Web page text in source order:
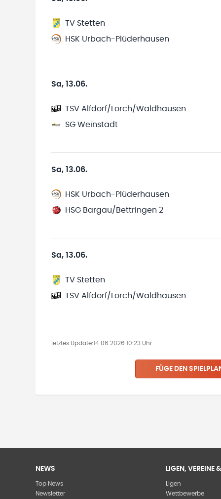
TV Stetten
HSK Urbach-Plüderhausen
Sa, 13.06.
TSV Alfdorf/Lorch/Waldhausen
SG Weinstadt
Sa, 13.06.
HSK Urbach-Plüderhausen
HSG Bargau/Bettringen 2
Sa, 13.06.
TV Stetten
TSV Alfdorf/Lorch/Waldhausen
letztes Update:14.06.2026 10:23 Uhr
FÜGE DEN
NEWS
Top News
Newsletter
LIGEN, VEREINE
Ligen
Wettbewerbe